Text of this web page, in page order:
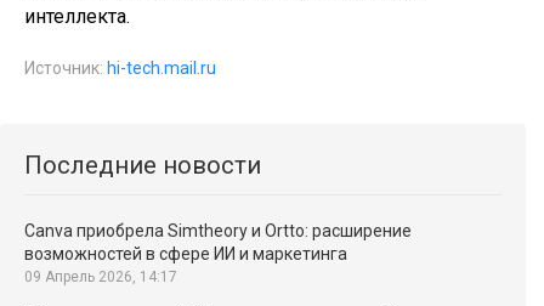
интеллекта.
Источник: hi-tech.mail.ru
Последние новости
Canva приобрела Simtheory и Ortto: расширение
возможностей в сфере ИИ и маркетинга
09 Апрель 2026, 14:17